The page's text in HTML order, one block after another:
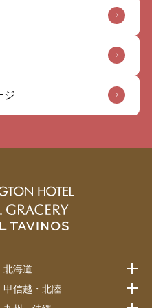
ジ
北海道
甲信越・北陸